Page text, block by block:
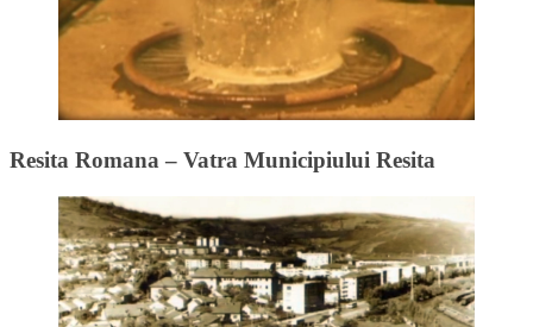
Resita Romana – Vatra Municipiului Resita